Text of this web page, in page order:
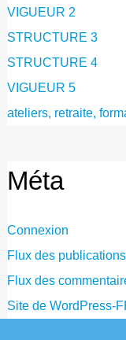
VIGUEUR 2
STRUCTURE 3
STRUCTURE 4
VIGUEUR 5
ateliers, retraite,
Méta
Connexion
Flux des publications
Flux des
Site de WordPress-